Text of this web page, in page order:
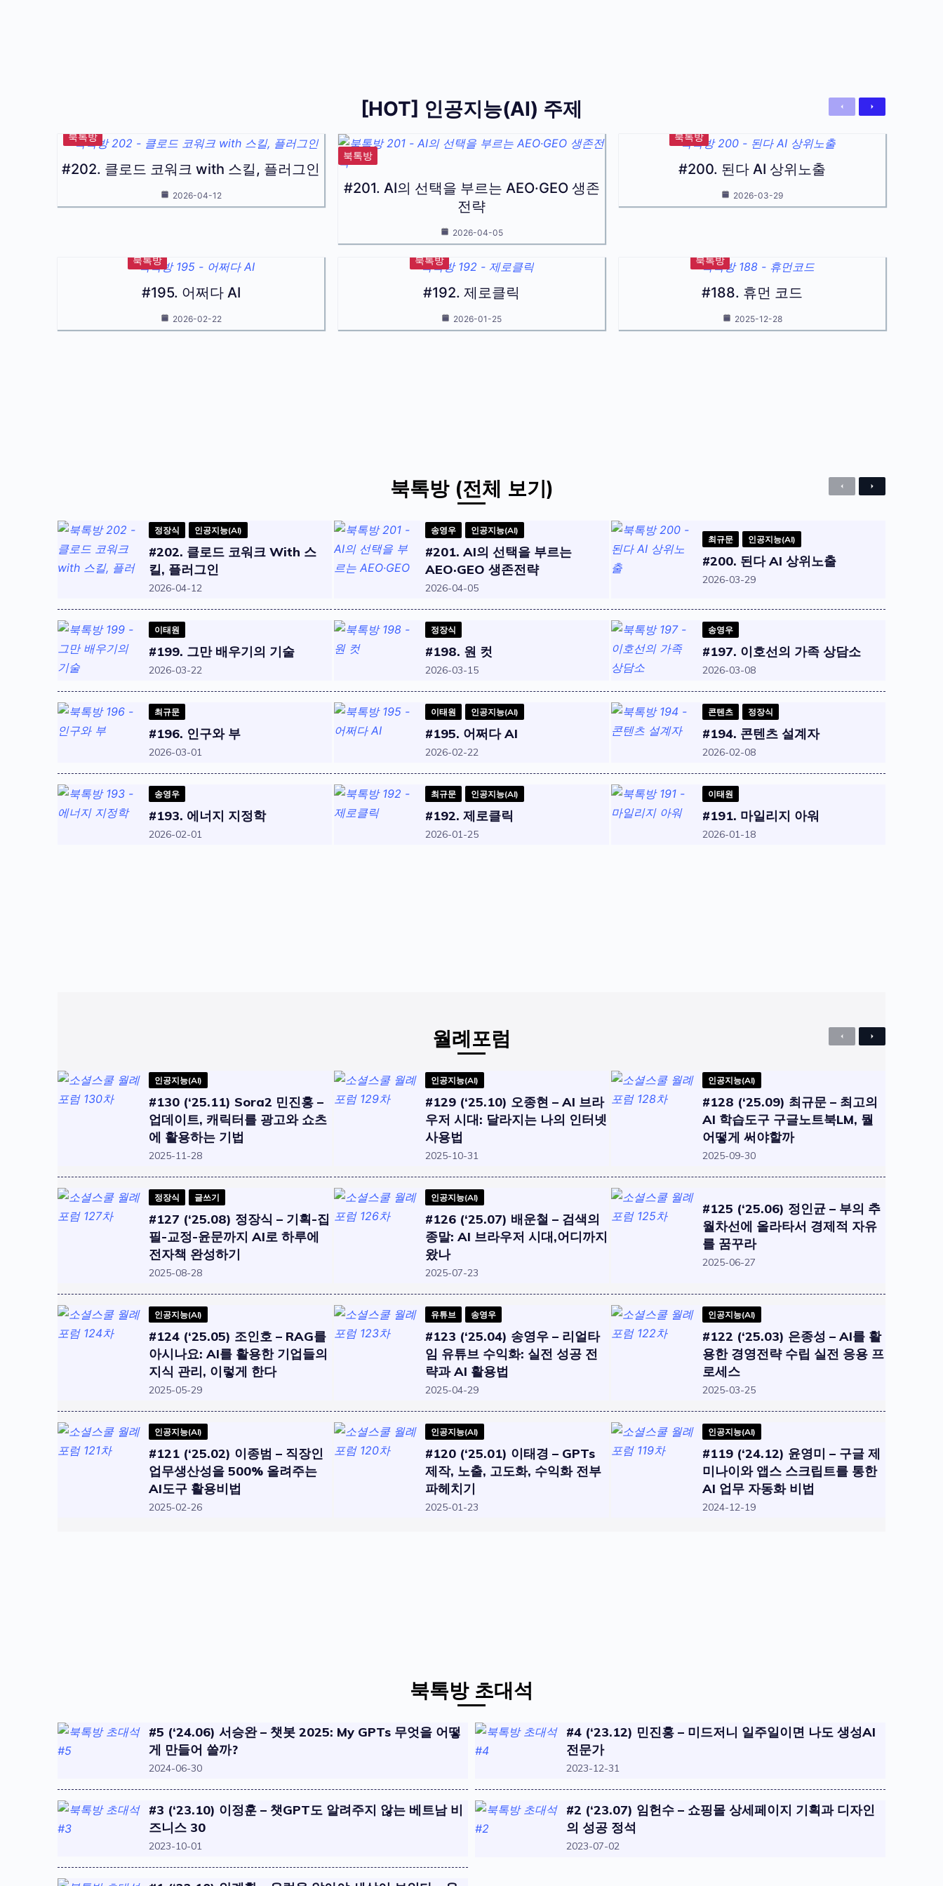
[HOT] 인공지능(AI) 주제 PreviousNext
북톡방
#202. 클로드 코워크 with 스킬, 플러그인
2026-04-12
북톡방
#201. AI의 선택을 부르는 AEO·GEO 생존
전략
2026-04-05
북톡방
#200. 된다 AI 상위노출
2026-03-29
북톡방
#195. 어쩌다 AI
2026-02-22
북톡방
#192. 제로클릭
2026-01-25
북톡방
#188. 휴먼 코드
2025-12-28
북톡방 (전체 보기) PreviousNext
정장식 인공지능(AI)
#202. 클로드 코워크 With 스
킬, 플러그인
2026-04-12
송영우 인공지능(AI)
#201. AI의 선택을 부르는
AEO·GEO 생존전략
2026-04-05
최규문 인공지능(AI)
#200. 된다 AI 상위노출
2026-03-29
이태원
#199. 그만 배우기의 기술
2026-03-22
정장식
#198. 원 컷
2026-03-15
송영우
#197. 이호선의 가족 상담소
2026-03-08
최규문
#196. 인구와 부
2026-03-01
이태원 인공지능(AI)
#195. 어쩌다 AI
2026-02-22
콘텐츠 정장식
#194. 콘텐츠 설계자
2026-02-08
송영우
#193. 에너지 지정학
2026-02-01
최규문 인공지능(AI)
#192. 제로클릭
2026-01-25
이태원
#191. 마일리지 아워
2026-01-18
월례포럼 PreviousNext
인공지능(AI)
#130 (‘25.11) Sora2 민진홍 –
업데이트, 캐릭터를 광고와 쇼츠
에 활용하는 기법
2025-11-28
인공지능(AI)
#129 (‘25.10) 오종현 – AI 브라
우저 시대: 달라지는 나의 인터넷
사용법
2025-10-31
인공지능(AI)
#128 (‘25.09) 최규문 – 최고의
AI 학습도구 구글노트북LM, 뭘
어떻게 써야할까
2025-09-30
정장식 글쓰기
#127 (‘25.08) 정장식 – 기획-집
필-교정-윤문까지 AI로 하루에
전자책 완성하기
2025-08-28
인공지능(AI)
#126 (‘25.07) 배운철 – 검색의
종말: AI 브라우저 시대,어디까지
왔나
2025-07-23
#125 (‘25.06) 정인균 – 부의 추
월차선에 올라타서 경제적 자유
를 꿈꾸라
2025-06-27
인공지능(AI)
#124 (‘25.05) 조인호 – RAG를
아시나요: AI를 활용한 기업들의
지식 관리, 이렇게 한다
2025-05-29
유튜브 송영우
#123 (‘25.04) 송영우 – 리얼타
임 유튜브 수익화: 실전 성공 전
략과 AI 활용법
2025-04-29
인공지능(AI)
#122 (‘25.03) 은종성 – AI를 활
용한 경영전략 수립 실전 응용 프
로세스
2025-03-25
인공지능(AI)
#121 (‘25.02) 이종범 – 직장인
업무생산성을 500% 올려주는
AI도구 활용비법
2025-02-26
인공지능(AI)
#120 (‘25.01) 이태경 – GPTs
제작, 노출, 고도화, 수익화 전부
파헤치기
2025-01-23
인공지능(AI)
#119 (‘24.12) 윤영미 – 구글 제
미나이와 앱스 스크립트를 통한
AI 업무 자동화 비법
2024-12-19
북톡방 초대석
#5 (‘24.06) 서승완 – 챗봇 2025: My GPTs 무엇을 어떻
게 만들어 쓸까?
2024-06-30
#4 (‘23.12) 민진홍 – 미드저니 일주일이면 나도 생성AI
전문가
2023-12-31
#3 (‘23.10) 이정훈 – 챗GPT도 알려주지 않는 베트남 비
즈니스 30
2023-10-01
#2 (‘23.07) 임헌수 – 쇼핑몰 상세페이지 기획과 디자인
의 성공 정석
2023-07-02